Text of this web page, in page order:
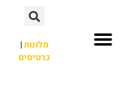
מלונות|
כרטיסים